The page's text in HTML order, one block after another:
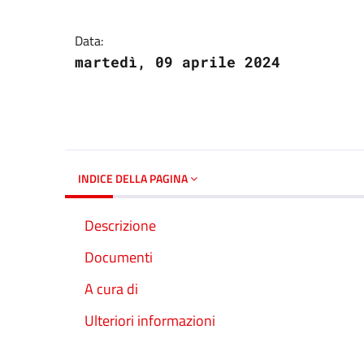
Data:
martedì, 09 aprile 2024
INDICE DELLA PAGINA
Descrizione
Documenti
A cura di
Ulteriori informazioni